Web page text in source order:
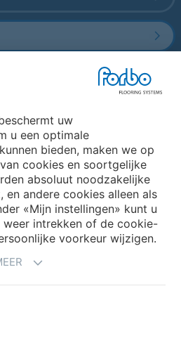
uw
u een optimale
bieden, maken we op
cookies en soortgelijke
absoluut noodzakelijke
andere cookies alleen als
«Mijn instellingen» kunt u
intrekken of de cookie-
voorkeur wijzigen.